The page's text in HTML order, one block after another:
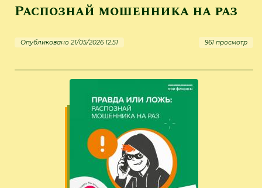
Распознай мошенника на раз
Опубликовано 21/05/2026 12:51 961 просмотр